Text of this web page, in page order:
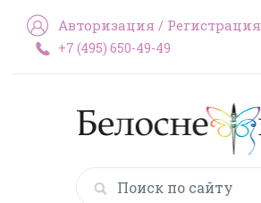
Авторизация / Регистрация
+7 (495) 650-49-49